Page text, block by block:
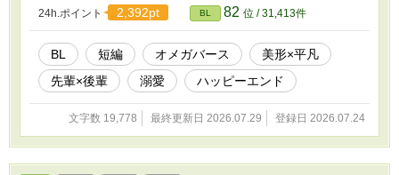
24h.ポイント 2,392pt BL 82 位 / 31,413件
BL 短編 オメガバース
美形×平凡
先輩×後輩
溺愛 ハッピーエンド
文字数 19,778 最終更新日 2026.07.29 登録日 2026.07.24